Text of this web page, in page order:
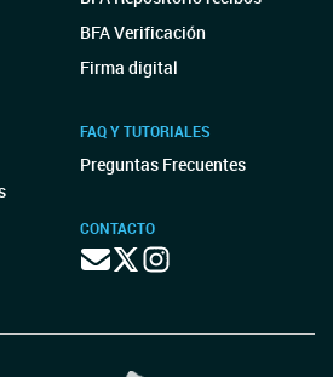
BFA Verificación
Firma digital
FAQ Y TUTORIALES
Preguntas Frecuentes
CONTACTO